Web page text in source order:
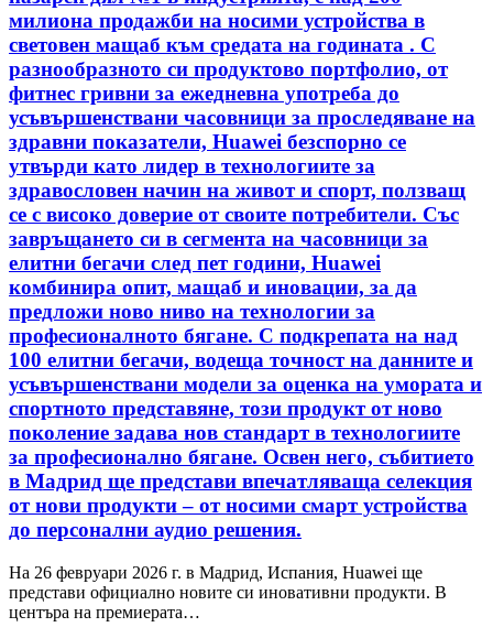
милиона продажби на носими устройства в
световен мащаб към средата на годината . С
разнообразното си продуктово портфолио, от
фитнес гривни за ежедневна употреба до
усъвършенствани часовници за проследяване на
здравни показатели, Huawei безспорно се
утвърди като лидер в технологиите за
здравословен начин на живот и спорт, ползващ
се с високо доверие от своите потребители. Със
завръщането си в сегмента на часовници за
елитни бегачи след пет години, Huawei
комбинира опит, мащаб и иновации, за да
предложи ново ниво на технологии за
професионалното бягане. С подкрепата на над
100 елитни бегачи, водеща точност на данните и
усъвършенствани модели за оценка на умората и
спортното представяне, този продукт от ново
поколение задава нов стандарт в технологиите
за професионално бягане. Освен него, събитието
в Мадрид ще представи впечатляваща селекция
от нови продукти – от носими смарт устройства
до персонални аудио решения.
На 26 февруари 2026 г. в Мадрид, Испания, Huawei ще
представи официално новите си иновативни продукти. В
центъра на премиерата…